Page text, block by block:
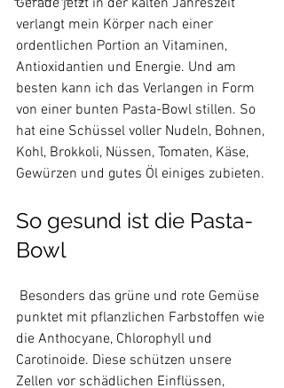
Gerade jetzt in der kalten Jahreszeit
verlangt mein Körper nach einer
ordentlichen Portion an Vitaminen,
Antioxidantien und Energie. Und am
besten kann ich das Verlangen in Form
von einer bunten Pasta-Bowl stillen. So
hat eine Schüssel voller Nudeln, Bohnen,
Kohl, Brokkoli, Nüssen, Tomaten, Käse,
So gesund ist die Pasta-
Bowl
punktet mit pflanzlichen Farbstoffen wie
die Anthocyane, Chlorophyll und
Carotinoide. Diese schützen unsere
Zellen vor schädlichen Einflüssen,